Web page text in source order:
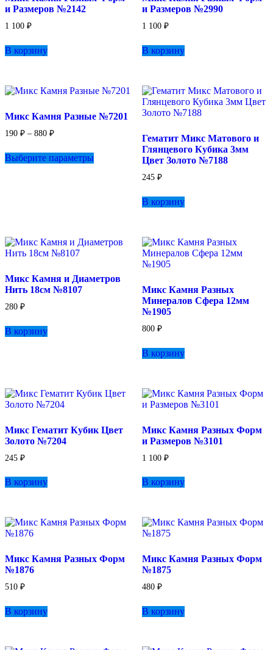
и Размеров №2142
1 100 ₽
В корзину
и Размеров №2990
1 100 ₽
В корзину
Микс Камня Разные №7201
190 ₽ – 880 ₽Диапазон
190 ₽
–
Выберите параметры
странице
Гематит Микс Матового и
Глянцевого Кубика 3мм
Цвет Золото №7188
245 ₽
В корзину
Микс Камня и Диаметров
Нить 18см №8107
280 ₽
В корзину
Микс Камня Разных
Минералов Сфера 12мм
№1905
800 ₽
В корзину
Микс Гематит Кубик Цвет
Золото №7204
245 ₽
В корзину
Микс Камня Разных Форм
и Размеров №3101
1 100 ₽
В корзину
Микс Камня Разных Форм
№1876
510 ₽
В корзину
Микс Камня Разных Форм
№1875
480 ₽
В корзину